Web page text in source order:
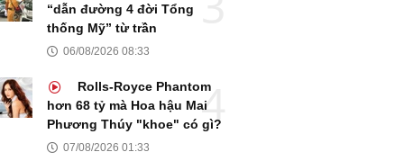
“dẫn đường 4 đời Tổng
thống Mỹ” từ trần
06/08/2026 08:33
Rolls-Royce Phantom
hơn 68 tỷ mà Hoa hậu Mai
Phương Thúy "khoe" có gì?
07/08/2026 01:33